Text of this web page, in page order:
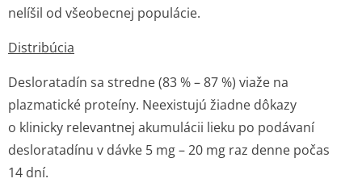
nelíšil od všeobecnej populácie.
Distribúcia
Desloratadín sa stredne (83 % – 87 %) viaže na
plazmatické proteíny. Neexistujú žiadne dôkazy
o klinicky relevantnej akumulácii lieku po podávaní
desloratadínu v dávke 5 mg – 20 mg raz denne počas
14 dní.